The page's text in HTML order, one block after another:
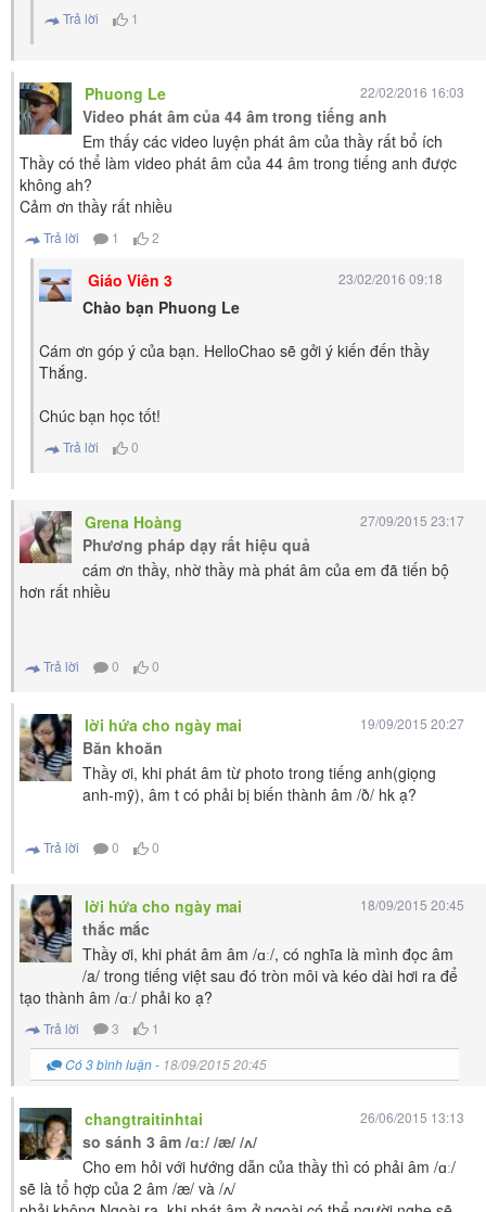
Trả lời 1
Phuong Le 22/02/2016 16:03
Video phát âm của 44 âm trong tiếng anh
Em thấy các video luyện phát âm của thầy rất bổ ích
Thầy có thể làm video phát âm của 44 âm trong tiếng anh được
không ah?
Cảm ơn thầy rất nhiều
Trả lời 1 2
Giáo Viên 3 23/02/2016 09:18
Chào bạn Phuong Le
Cám ơn góp ý của bạn. HelloChao sẽ gởi ý kiến đến thầy
Thắng.
Chúc bạn học tốt!
Trả lời 0
Grena Hoàng 27/09/2015 23:17
Phương pháp dạy rất hiệu quả
cám ơn thầy, nhờ thầy mà phát âm của em đã tiến bộ
hơn rất nhiều
Trả lời 0 0
lời hứa cho ngày mai 19/09/2015 20:27
Băn khoăn
Thầy ơi, khi phát âm từ photo trong tiếng anh(giọng
anh-mỹ), âm t có phải bị biến thành âm /ð/ hk ạ?
Trả lời 0 0
lời hứa cho ngày mai 18/09/2015 20:45
thắc mắc
Thầy ơi, khi phát âm âm /ɑː/, có nghĩa là mình đọc âm
/a/ trong tiếng việt sau đó tròn môi và kéo dài hơi ra để
tạo thành âm /ɑː/ phải ko ạ?
Trả lời 3
1
Có 3 bình luận- 18/09/2015 20:45
changtraitinhtai 26/06/2015 13:13
so sánh 3 âm /ɑː/ /æ/ /ʌ/
Cho em hỏi với hướng dẫn của thầy thì có phải âm /ɑː/
sẽ là tổ hợp của 2 âm /æ/ và /ʌ/